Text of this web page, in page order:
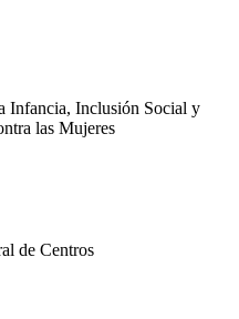
Infancia, Inclusión Social y
las Mujeres
de Centros